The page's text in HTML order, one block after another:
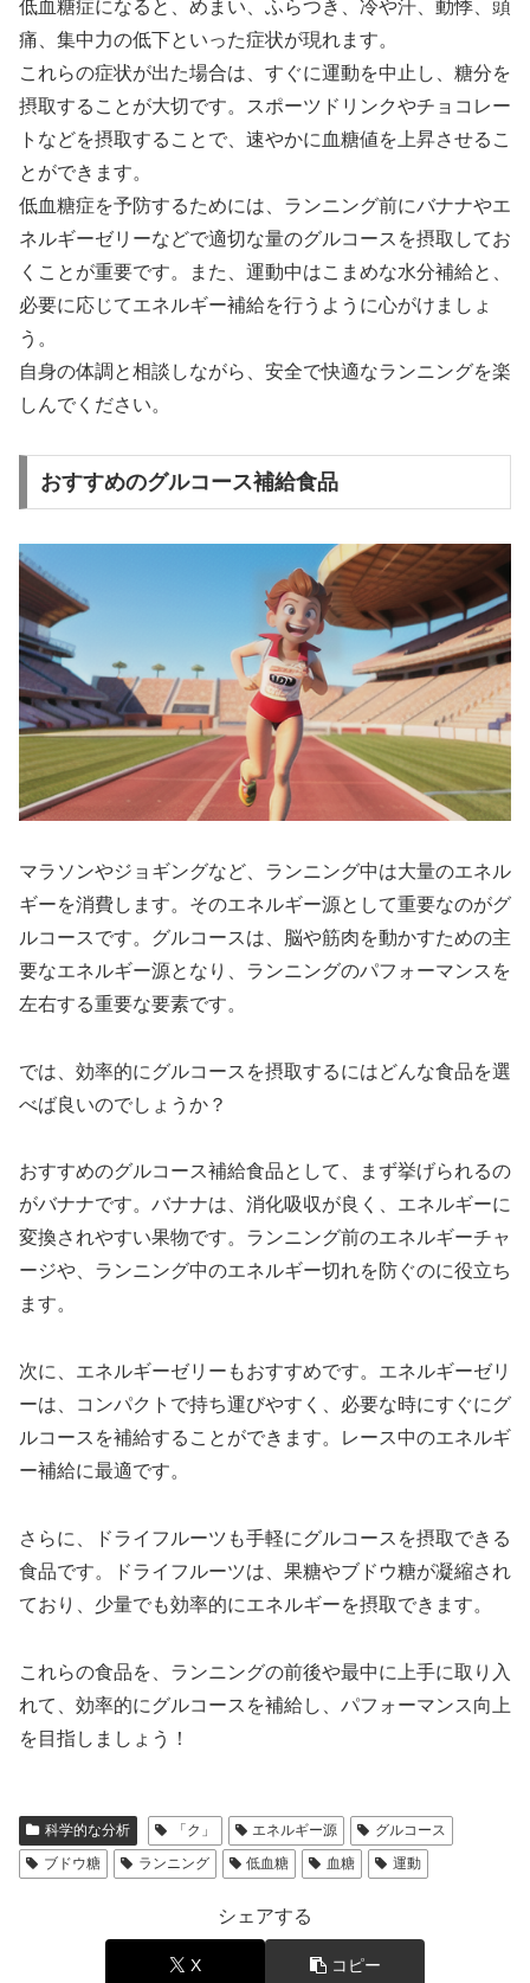
低血糖症になると、めまい、ふらつき、冷や汗、動悸、頭
痛、集中力の低下といった症状が現れます。
これらの症状が出た場合は、すぐに運動を中止し、糖分を
摂取することが大切です。
スポーツドリンクやチョコレー
トなどを摂取することで、速やかに血糖値を上昇させるこ
とができます。
低血糖症を予防するためには、ランニング前にバナナやエ
ネルギーゼリーなどで適切な量のグルコースを摂取してお
く ことが重要です。また、運動中はこまめな水分補給と、
必要に応じてエネルギー補給を行うように心がけましょ
う。
自身の体調と相談しながら、安全で快適なランニングを楽
しんでください。
おすすめのグルコース補給食品
マラソンやジョギングなど、ランニング中は大量のエネル
ギーを消費します。そのエネルギー源として重要なのがグ
ルコースです。グルコースは、
脳や筋肉を動かすための主
要なエネルギー源となり、ランニングのパフォーマンスを
左右する重要な要素です。
では、効率的にグルコースを摂取するにはどんな食品を選
べば良いのでしょうか？
おすすめのグルコース補給食品として、まず挙げられるの
がバナナです。バナナは、 消化吸収が良く、エネルギーに
変換されやすい果物です。ランニング前のエネルギーチャ
ージや、ランニング中のエネルギー切れを防ぐのに役立ち
ます。
次に、 エネルギーゼリー もおすすめです。エネルギーゼリ
ーは、
コンパクトで持ち運びやすく、必要な時にすぐにグ
ルコースを補給することができます。レース中のエネルギ
ー補給に最適です。
さらに、 ドライフルーツ も手軽にグルコースを摂取できる
食品です。ドライフルーツは、 果糖やブドウ糖が凝縮され
ており、少量でも効率的にエネルギーを摂取できます。
これらの食品を、ランニングの前後や最中に上手に取り入
れて、効率的にグルコースを補給し、パフォーマンス向上
を目指しましょう！
科学的な分析 「ク」 エネルギー源
グルコース
ブドウ糖
ランニング 低血糖 血糖 運動
シェアする
X コピー